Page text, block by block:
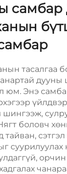
тасалгаа
дууны
юм. Энэ
боловч
суурилуулах